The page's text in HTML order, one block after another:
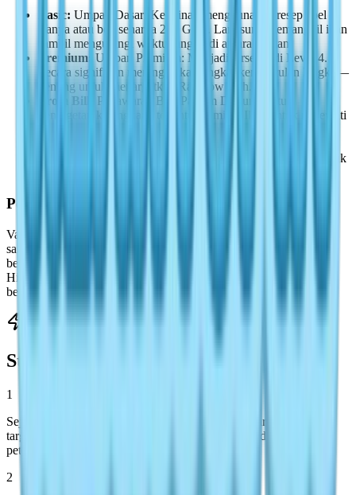
Basic: Umpan Dasar: Kerajinan menggunakan resep apel
Vanya atau beli seharga 200 Gold. Langsung memanggil ikan
sambil mengurangi waktu tunggu di antara gigitan.
Premium: Umpan Premium: Menjadi tersedia di Level 4.
Secara signifikan meningkatkan tingkat kemunculan langka—
penting untuk menargetkan Rainbow Fish.
From Bill:
Penawaran Bill: Parfum Duyung untuk
penargetan kelangkaan tertentu, Pemikat Ikan untuk melewati
harian Vanya setelah mencapai Level 10. Dioptimalkan untuk
Pemikat Ikan Duyung
Vanya memberikan pembukaan Level 4 ini. Aktifkan di dekat air
sambil berkelompok dengan pemain lain untuk memicu bayangan
bercahaya biru yang berisi kelangkaan khusus lingkungan: Katak
Hijau di danau, Tilapia di sungai, Ikan Kelinci di laut. Efektivitas
berbanding lurus dengan jumlah peserta.
Strategi Memancing Pro
1
Sejajarkan jadwal memancing Anda dengan persyaratan spesies
target—aplikasi Koleksi Anda melacak tangkapan dan memberi
petunjuk tentang lokasi spesies yang hilang.
2